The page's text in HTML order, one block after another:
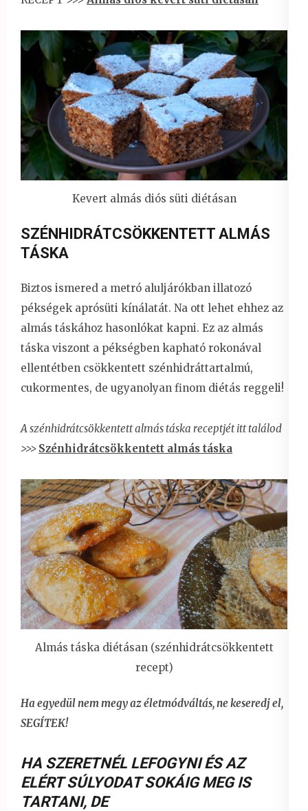
Kevert almás diós süti diétásan
SZÉNHIDRÁTCSÖKKENTETT ALMÁS
TÁSKA
Biztos ismered a metró aluljárókban illatozó
pékségek aprósüti kínálatát. Na ott lehet ehhez az
almás táskához hasonlókat kapni. Ez az almás
táska viszont a pékségben kapható rokonával
ellentétben csökkentett szénhidráttartalmú,
cukormentes, de ugyanolyan finom diétás reggeli!
A szénhidrátcsökkentett almás táska receptjét itt találod
>>> Szénhidrátcsökkentett almás táska
Almás táska diétásan (szénhidrátcsökkentett
recept)
Ha egyedül nem megy az életmódváltás, ne keseredj el,
SEGÍTEK!
HA SZERETNÉL LEFOGYNI ÉS AZ
ELÉRT SÚLYODAT SOKÁIG MEG IS
TARTANI, DE